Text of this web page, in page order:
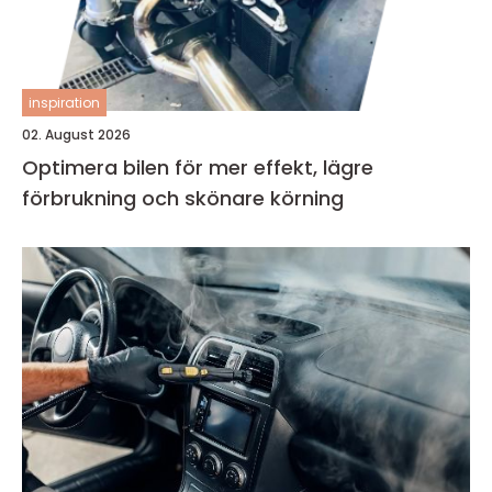
inspiration
02. August 2026
Optimera bilen för mer effekt, lägre
förbrukning och skönare körning